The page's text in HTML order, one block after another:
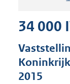
34 000
2015